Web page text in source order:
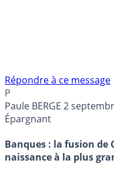
Répondre à ce message
P
Paule BERGE 2
Épargnant
Banques : la fusion de
naissance à la plus